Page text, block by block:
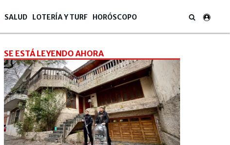
SALUD LOTERÍA Y TURF HORÓSCOPO
SE ESTÁ LEYENDO AHORA